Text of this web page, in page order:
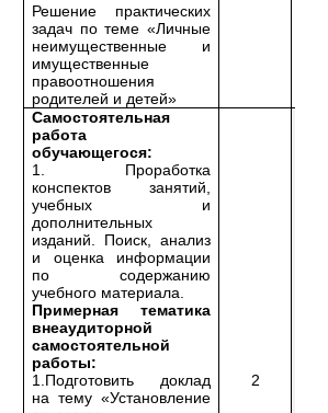
Решение практических
задач по теме «Личные
неимущественные и
имущественные
правоотношения
родителей и детей»
Самостоятельная
работа
обучающегося:
1. Проработка
конспектов занятий,
учебных и
дополнительных
изданий. Поиск, анализ
и оценка информации
по содержанию
учебного материала.
Примерная тематика
внеаудиторной
самостоятельной
работы:
1.Подготовить доклад
на тему «Установление
2